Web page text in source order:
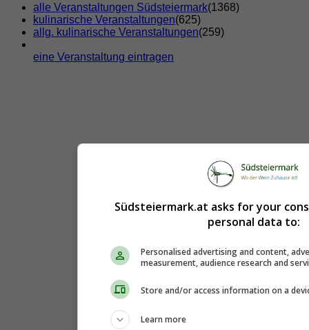
alle Veranstaltungen Südsteiermark(1368)
kulinarische Veranstaltungen(625)
allg. kulinarische Veranstaltungen(259)
eine Veranstaltung eintragen
Südsteiermark.at asks for your
personal data to:
Personalised advertising and content,
measurement, audience research and
Store and/or access information on a
Learn more